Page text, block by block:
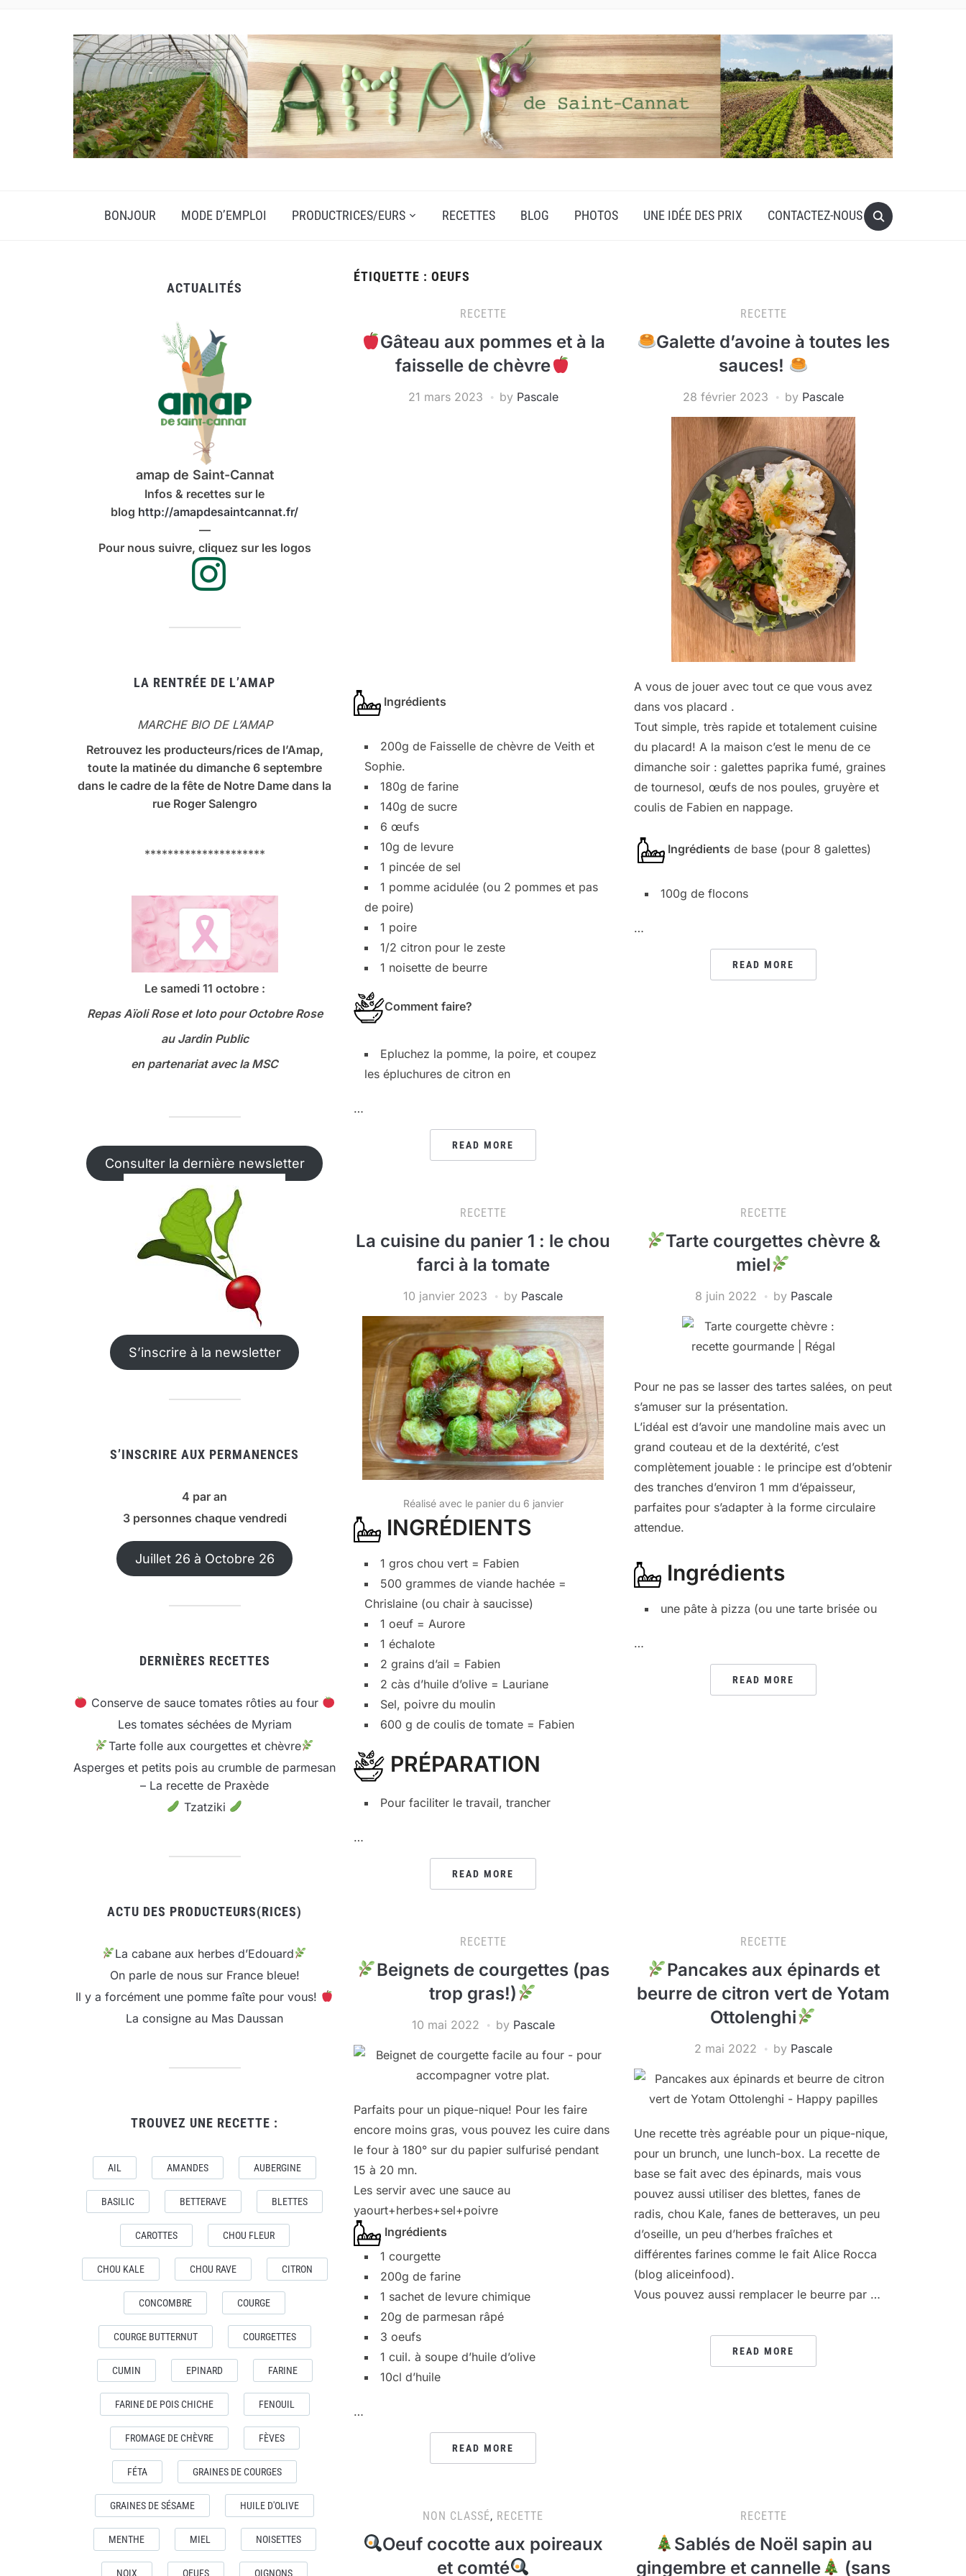
BONJOUR MODE D’EMPLOI PRODUCTRICES/EURS RECETTES BLOG PHOTOS UNE IDÉE DES PRIX CONTACTEZ-NOUS
ACTUALITÉS
amap de Saint-Cannat
Infos & recettes sur le
blog http://amapdesaintcannat.fr/
—
Pour nous suivre, cliquez sur les logos
LA RENTRÉE DE L’AMAP
MARCHE BIO DE L’AMAP
Retrouvez les producteurs/rices de l’Amap,
toute la matinée du dimanche 6 septembre
dans le cadre de la fête de Notre Dame dans la
rue Roger Salengro
*********************
Le samedi 11 octobre :
Repas Aïoli Rose et loto pour Octobre Rose
au Jardin Public
en partenariat avec la MSC
Consulter la dernière newsletter
S’inscrire à la newsletter
S’INSCRIRE AUX PERMANENCES
4 par an
3 personnes chaque vendredi
Juillet 26 à Octobre 26
DERNIÈRES RECETTES
Conserve de sauce tomates rôties au four
Les tomates séchées de Myriam
Tarte folle aux courgettes et chèvre
Asperges et petits pois au crumble de parmesan
– La recette de Praxède
Tzatziki
ACTU DES PRODUCTEURS(RICES)
La cabane aux herbes d’Edouard
On parle de nous sur France bleue!
Il y a forcément une pomme faîte pour vous!
La consigne au Mas Daussan
TROUVEZ UNE RECETTE :
AIL AMANDES AUBERGINE
BASILIC BETTERAVE BLETTES
CAROTTES CHOU FLEUR
CHOU KALE CHOU RAVE CITRON
CONCOMBRE COURGE
COURGE BUTTERNUT COURGETTES
CUMIN EPINARD FARINE
FARINE DE POIS CHICHE FENOUIL
FROMAGE DE CHÈVRE FÈVES
FÉTA GRAINES DE COURGES
GRAINES DE SÉSAME HUILE D'OLIVE
MENTHE MIEL NOISETTES
NOIX OEUFS OIGNONS
ÉTIQUETTE : OEUFS
RECETTE
Gâteau aux pommes et à la
faisselle de chèvre
21 mars 2023 by Pascale
Ingrédients
200g de Faisselle de chèvre de Veith et
Sophie.
180g de farine
140g de sucre
6 œufs
10g de levure
1 pincée de sel
1 pomme acidulée (ou 2 pommes et pas
de poire)
1 poire
1/2 citron pour le zeste
1 noisette de beurre
Comment faire?
Epluchez la pomme, la poire, et coupez
les épluchures de citron en
…
READ MORE
RECETTE
Galette d’avoine à toutes les
sauces!
28 février 2023 by Pascale
A vous de jouer avec tout ce que vous avez
dans vos placard .
Tout simple, très rapide et totalement cuisine
du placard! A la maison c’est le menu de ce
dimanche soir : galettes paprika fumé, graines
de tournesol, œufs de nos poules, gruyère et
coulis de Fabien en nappage.
Ingrédients de base (pour 8 galettes)
100g de flocons
…
READ MORE
RECETTE
La cuisine du panier 1 : le chou
farci à la tomate
10 janvier 2023 by Pascale
Réalisé avec le panier du 6 janvier
INGRÉDIENTS
1 gros chou vert = Fabien
500 grammes de viande hachée =
Chrislaine (ou chair à saucisse)
1 oeuf = Aurore
1 échalote
2 grains d’ail = Fabien
2 càs d’huile d’olive = Lauriane
Sel, poivre du moulin
600 g de coulis de tomate = Fabien
PRÉPARATION
Pour faciliter le travail, trancher
…
READ MORE
RECETTE
Tarte courgettes chèvre &
miel
8 juin 2022 by Pascale
Pour ne pas se lasser des tartes salées, on peut
s’amuser sur la présentation.
L’idéal est d’avoir une mandoline mais avec un
grand couteau et de la dextérité, c’est
complètement jouable : le principe est d’obtenir
des tranches d’environ 1 mm d’épaisseur,
parfaites pour s’adapter à la forme circulaire
attendue.
Ingrédients
une pâte à pizza (ou une tarte brisée ou
…
READ MORE
RECETTE
Beignets de courgettes (pas
trop gras!)
10 mai 2022 by Pascale
Parfaits pour un pique-nique! Pour les faire
encore moins gras, vous pouvez les cuire dans
le four à 180° sur du papier sulfurisé pendant
15 à 20 mn.
Les servir avec une sauce au
yaourt+herbes+sel+poivre
Ingrédients
1 courgette
200g de farine
1 sachet de levure chimique
20g de parmesan râpé
3 oeufs
1 cuil. à soupe d’huile d’olive
10cl d’huile
…
READ MORE
RECETTE
Pancakes aux épinards et
beurre de citron vert de Yotam
Ottolenghi
2 mai 2022 by Pascale
Une recette très agréable pour un pique-nique,
pour un brunch, une lunch-box. La recette de
base se fait avec des épinards, mais vous
pouvez aussi utiliser des blettes, fanes de
radis, chou Kale, fanes de betteraves, un peu
d’oseille, un peu d’herbes fraîches et
différentes farines comme le fait Alice Rocca
(blog aliceinfood).
Vous pouvez aussi remplacer le beurre par …
READ MORE
NON CLASSÉ, RECETTE
Oeuf cocotte aux poireaux
et comté
RECETTE
Sablés de Noël sapin au
gingembre et cannelle
(sans